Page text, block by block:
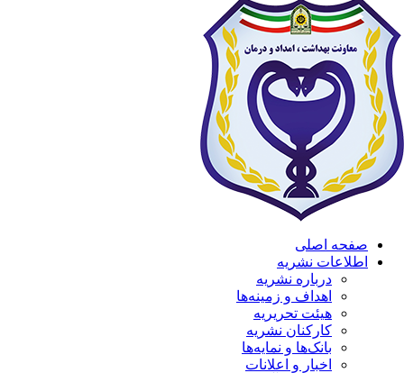
صفحه اصلی
اطلاعات نشریه
درباره نشریه
اهداف و زمینه‌ها
هیئت تحریریه
کارکنان نشریه
بانک‌ها و نمایه‌ها
اخبار و اعلانات